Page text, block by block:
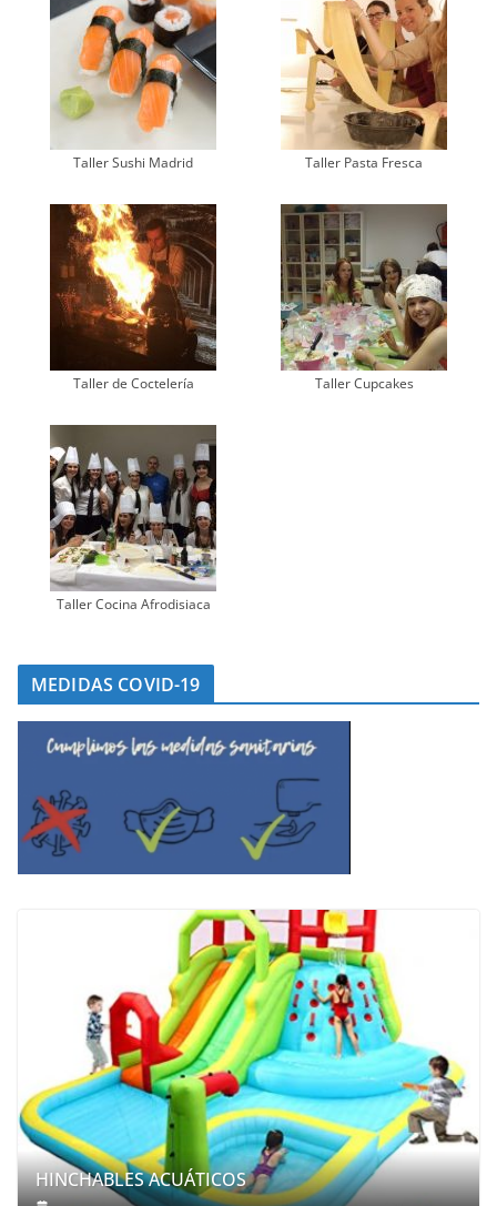
Taller Sushi Madrid Taller Pasta Fresca
Taller de Coctelería Taller Cupcakes
Taller Cocina Afrodisiaca
MEDIDAS COVID-19
HINCHABLES ACUÁTICOS